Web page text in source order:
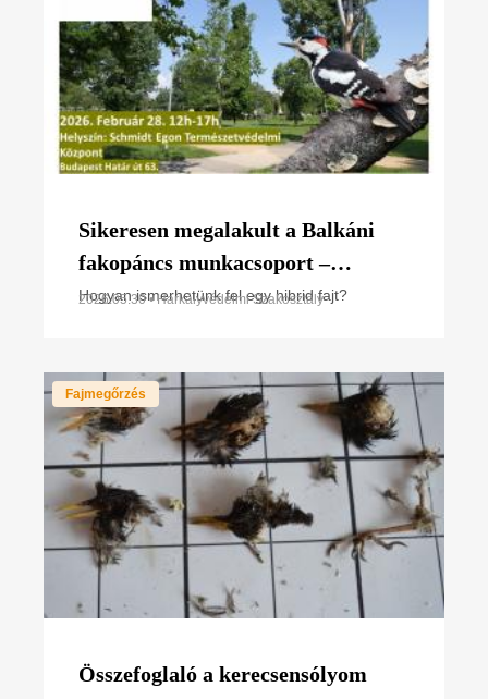
Sikeresen megalakult a Balkáni
fakopáncs munkacsoport –
fókuszban a hibridizáció rejtélye
Hogyan ismerhetünk fel egy hibrid fajt?
2026.05.30 • Harkályvédelmi Szakosztály
Fajmegőrzés
Összefoglaló a kerecsensólyom